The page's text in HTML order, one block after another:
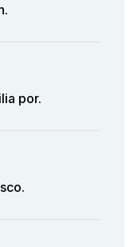
por.